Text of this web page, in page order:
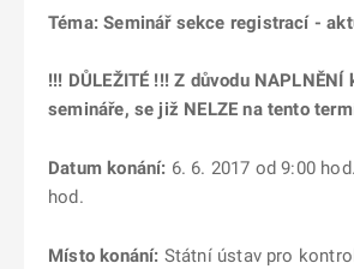
Téma: Seminář sekce registrací -
!!! DŮLEŽITÉ !!! Z důvodu NAPLNĚNÍ
semináře, se již NELZE na tento
Datum konání: 6. 6. 2017 od 9:00
hod.
Místo konání: Státní ústav pro